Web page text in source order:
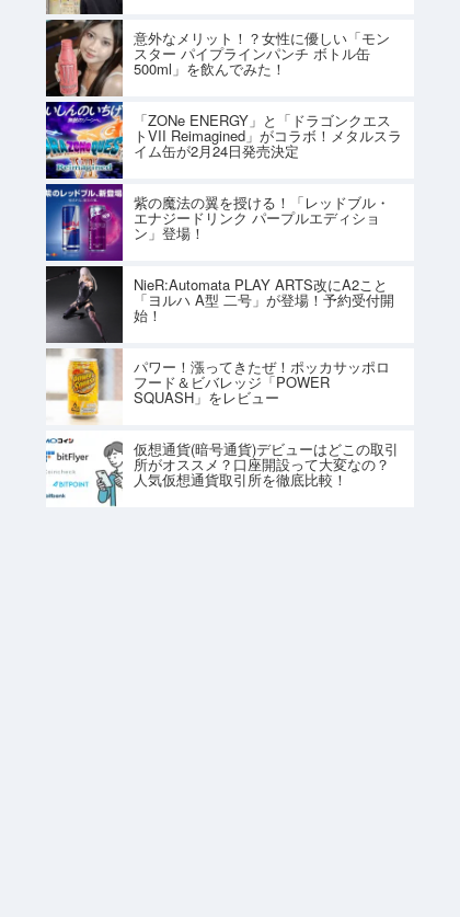
意外なメリット！？女性に優しい「モン
スター パイプラインパンチ ボトル缶
500ml」を飲んでみた！
「ZONe ENERGY」と「ドラゴンクエス
トVII Reimagined」がコラボ！メタルスラ
イム缶が2月24日発売決定
紫の魔法の翼を授ける！「レッドブル・
エナジードリンク パープルエディショ
ン」登場！
NieR:Automata PLAY ARTS改にA2こと
「ヨルハ A型 二号」が登場！予約受付開
始！
パワー！漲ってきたぜ！ポッカサッポロ
フード＆ビバレッジ「POWER
SQUASH」をレビュー
仮想通貨(暗号通貨)デビューはどこの取引
所がオススメ？口座開設って大変なの？
人気仮想通貨取引所を徹底比較！